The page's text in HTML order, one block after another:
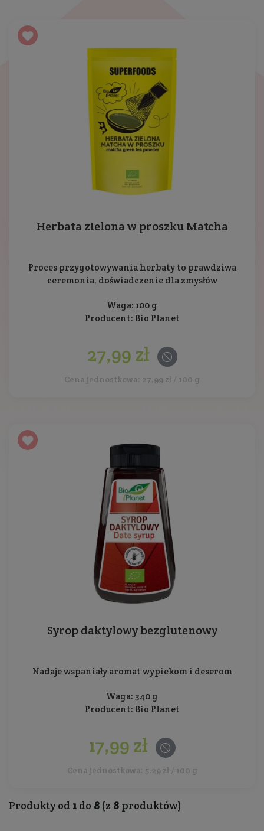
Herbata zielona w proszku Matcha
Proces przygotowywania herbaty to prawdziwa
ceremonia, doświadczenie dla zmysłów
Waga: 100 g
Producent: Bio Planet
27,99 zł
Cena jednostkowa: 27,99 zł / 100 g
Syrop daktylowy bezglutenowy
Nadaje wspaniały aromat wypiekom i deserom
Waga: 340 g
Producent: Bio Planet
17,99 zł
Cena jednostkowa: 5,29 zł / 100 g
Produkty od 1 do 8 (z 8 produktów)